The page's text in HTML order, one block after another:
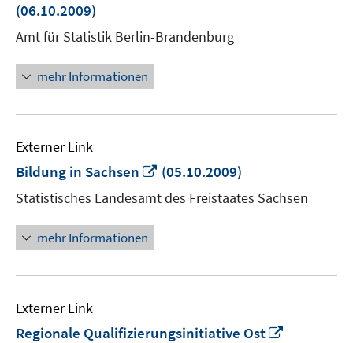
(06.10.2009)
Amt für Statistik Berlin-Brandenburg
mehr Informationen
Externer Link
Bildung in Sachsen
In
neuem
Fenster
(05.10.2009)
Statistisches Landesamt des Freistaates Sachsen
mehr Informationen
Externer Link
Regionale Qualifizierungsinitiative Ost